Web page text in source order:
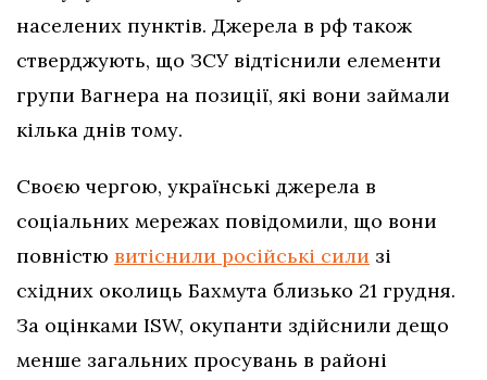
населених пунктів. Джерела в рф також
стверджують, що ЗСУ відтіснили елементи
групи Вагнера на позиції, які вони займали
кілька днів тому.
Своєю чергою, українські джерела в
соціальних мережах повідомили, що вони
повністю витіснили російські сили зі
східних околиць Бахмута близько 21 грудня.
За оцінками ISW, окупанти здійснили дещо
менше загальних просувань в районі